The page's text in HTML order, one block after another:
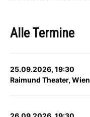
Alle Termine
25.09.2026, 19:30
Raimund Theater, Wien